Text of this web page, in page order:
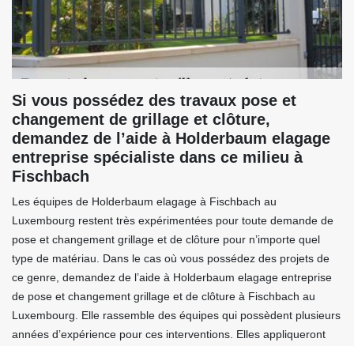
Si vous possédez des travaux pose et
changement de grillage et clôture,
demandez de l’aide à Holderbaum elagage
entreprise spécialiste dans ce milieu à
Fischbach
Les équipes de Holderbaum elagage à Fischbach au
Luxembourg restent très expérimentées pour toute demande de
pose et changement grillage et de clôture pour n’importe quel
type de matériau. Dans le cas où vous possédez des projets de
ce genre, demandez de l’aide à Holderbaum elagage entreprise
de pose et changement grillage et de clôture à Fischbach au
Luxembourg. Elle rassemble des équipes qui possèdent plusieurs
années d’expérience pour ces interventions. Elles appliqueront